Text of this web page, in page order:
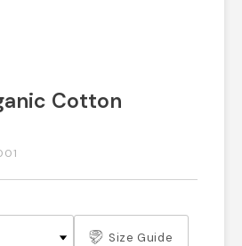
Cotton
Size Guide